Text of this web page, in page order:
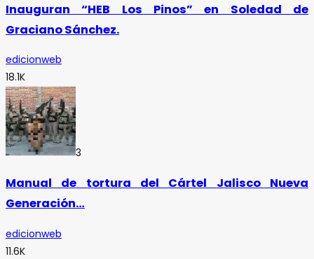
Inauguran “HEB Los Pinos” en Soledad de
Graciano Sánchez.
edicionweb
18.1K
3
Manual de tortura del Cártel Jalisco Nueva
Generación…
edicionweb
11.6K